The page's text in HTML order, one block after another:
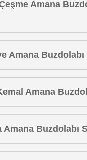
Amana
Amana
Amana
Amana Buzdolabı